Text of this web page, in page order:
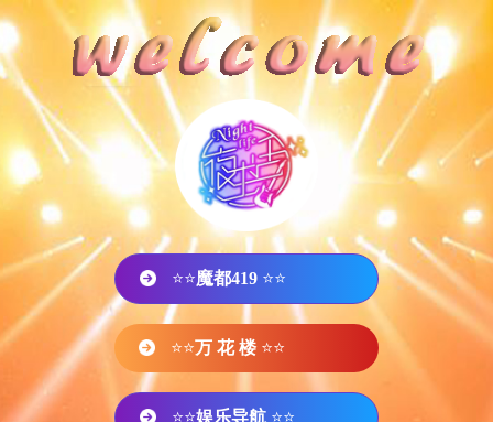
⭐⭐魔都419 ⭐⭐
⭐⭐万 花 楼 ⭐⭐
⭐⭐娱乐导航 ⭐⭐